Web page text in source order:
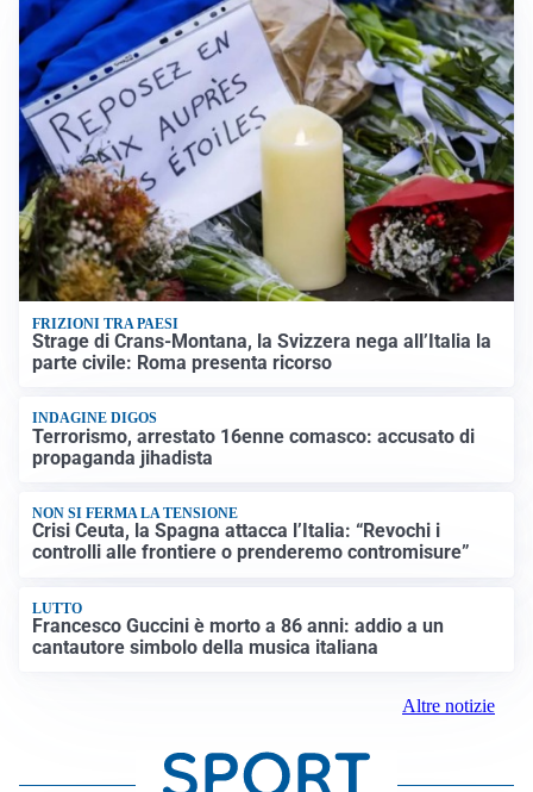
FRIZIONI TRA PAESI
Strage di Crans-Montana, la Svizzera nega all’Italia la
parte civile: Roma presenta ricorso
INDAGINE DIGOS
Terrorismo, arrestato 16enne comasco: accusato di
propaganda jihadista
NON SI FERMA LA TENSIONE
Crisi Ceuta, la Spagna attacca l’Italia: “Revochi i
controlli alle frontiere o prenderemo contromisure”
LUTTO
Francesco Guccini è morto a 86 anni: addio a un
cantautore simbolo della musica italiana
Altre notizie